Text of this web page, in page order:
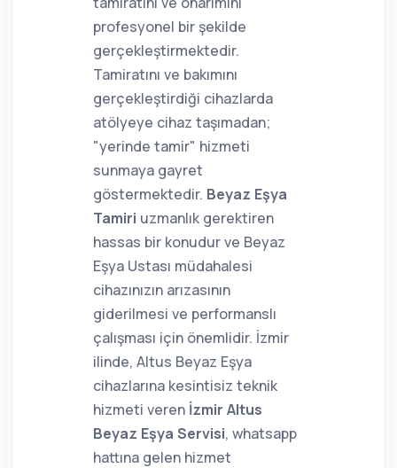
profesyonel bir şekilde
gerçekleştirmektedir.
Tamiratını ve bakımını
gerçekleştirdiği cihazlarda
atölyeye cihaz taşımadan;
"yerinde tamir" hizmeti
sunmaya gayret
göstermektedir. Beyaz Eşya
Tamiri uzmanlık gerektiren
hassas bir konudur ve Beyaz
Eşya Ustası müdahalesi
cihazınızın arızasının
giderilmesi ve performanslı
çalışması için önemlidir. İzmir
ilinde, Altus Beyaz Eşya
cihazlarına kesintisiz teknik
hizmeti veren İzmir Altus
Beyaz Eşya Servisi, whatsapp
hattına gelen hizmet